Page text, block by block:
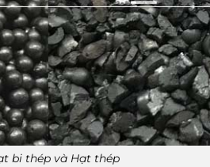
bi thép và Hạt thép